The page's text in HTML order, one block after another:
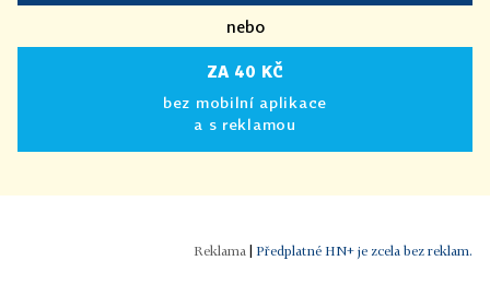
nebo
ZA 40 KČ
bez mobilní aplikace
a s reklamou
Předplatné HN+ je zcela bez reklam.